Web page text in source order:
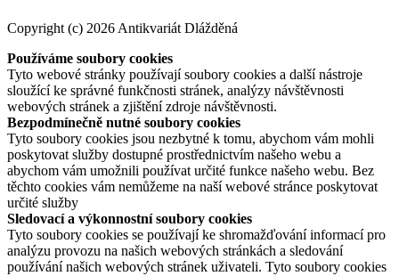
Copyright (c) 2026 Antikvariát Dlážděná
Používáme soubory cookies
Tyto webové stránky používají soubory cookies a další nástroje
sloužící ke správné funkčnosti stránek, analýzy návštěvnosti
webových stránek a zjištění zdroje návštěvnosti.
Bezpodmínečně nutné soubory cookies
Tyto soubory cookies jsou nezbytné k tomu, abychom vám mohli
poskytovat služby dostupné prostřednictvím našeho webu a
abychom vám umožnili používat určité funkce našeho webu. Bez
těchto cookies vám nemůžeme na naší webové stránce poskytovat
určité služby
Sledovací a výkonnostní soubory cookies
Tyto soubory cookies se používají ke shromažďování informací pro
analýzu provozu na našich webových stránkách a sledování
používání našich webových stránek uživateli. Tyto soubory cookies